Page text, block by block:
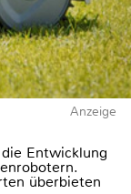
Anzeige
Entwicklung
überbieten